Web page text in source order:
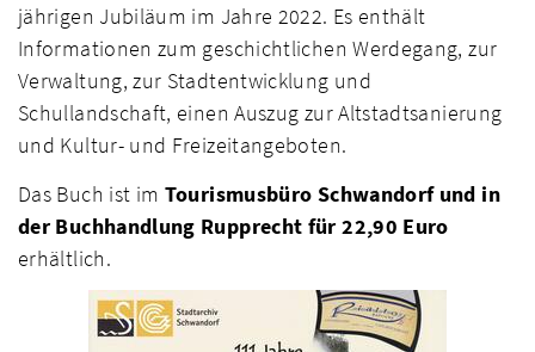
jährigen Jubiläum im Jahre 2022. Es enthält
Informationen zum geschichtlichen Werdegang, zur
Verwaltung, zur Stadtentwicklung und
Schullandschaft, einen Auszug zur Altstadtsanierung
und Kultur- und Freizeitangeboten.
Das Buch ist im Tourismusbüro Schwandorf und in
der Buchhandlung Rupprecht für 22,90 Euro
erhältlich.